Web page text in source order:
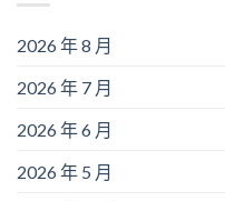
2026 年 8 月
2026 年 7 月
2026 年 6 月
2026 年 5 月